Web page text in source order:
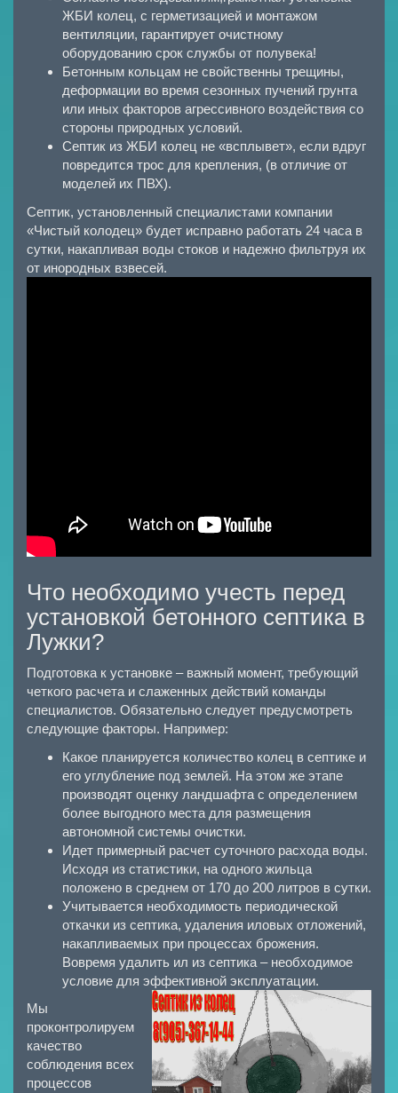
ЖБИ колец, с герметизацией и монтажом
вентиляции, гарантирует очистному
оборудованию срок службы от полувека!
Бетонным кольцам не свойственны трещины,
деформации во время сезонных пучений грунта
или иных факторов агрессивного воздействия со
стороны природных условий.
Септик из ЖБИ колец не «всплывет», если вдруг
повредится трос для крепления, (в отличие от
моделей их ПВХ).
Септик, установленный специалистами компании
«Чистый колодец» будет исправно работать 24 часа в
сутки, накапливая воды стоков и надежно фильтруя их
от инородных взвесей.
Что необходимо учесть перед
установкой бетонного септика в
Лужки?
Подготовка к установке – важный момент, требующий
четкого расчета и слаженных действий команды
специалистов. Обязательно следует предусмотреть
следующие факторы. Например:
Какое планируется количество колец в септике и
его углубление под землей. На этом же этапе
производят оценку ландшафта с определением
более выгодного места для размещения
автономной системы очистки.
Идет примерный расчет суточного расхода воды.
Исходя из статистики, на одного жильца
положено в среднем от 170 до 200 литров в сутки.
Учитывается необходимость периодической
откачки из септика, удаления иловых отложений,
накапливаемых при процессах брожения.
Вовремя удалить ил из септика – необходимое
условие для эффективной эксплуатации.
Мы
проконтролируем
качество
соблюдения всех
процессов